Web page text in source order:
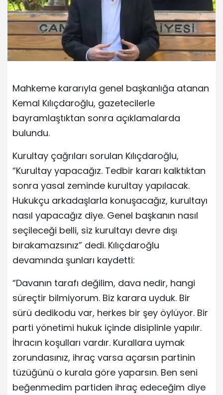
Mahkeme kararıyla genel başkanlığa atanan
Kemal Kılıçdaroğlu, gazetecilerle
bayramlaştıktan sonra açıklamalarda
bulundu.
Kurultay çağrıları sorulan Kılıçdaroğlu,
“Kurultay yapacağız. Tedbir kararı kalktıktan
sonra yasal zeminde kurultay yapılacak.
Hukukçu arkadaşlarla konuşacağız, kurultayı
nasıl yapacağız diye. Genel başkanın nasıl
seçileceği belli, siz kurultayı devre dışı
bırakamazsınız” dedi. Kılıçdaroğlu
devamında şunları kaydetti:
“Davanın tarafı değilim, dava nedir, hangi
süreçtir bilmiyorum. Biz karara uyduk. Bir
sürü dedikodu var, herkes bir şey öylüyor. Bir
parti yönetimi hukuk içinde disiplinle yapılır.
İhracın koşulları vardır. Kurallara uymak
zorundasınız, ihraç varsa açarsın partinin
tüzüğünü o kurala göre yaparsın. Ben seni
beğenmedim partiden ihraç edeceğim diye